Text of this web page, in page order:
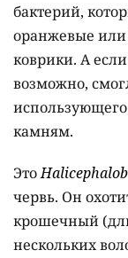
бактерий,
оранжевые
коврики. А
возможно,
использующего
камням.
Это
червь. Он
крошечный
нескольких